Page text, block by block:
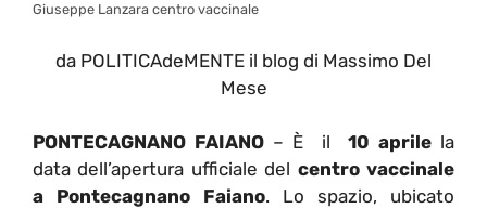
Giuseppe Lanzara centro vaccinale
da POLITICAdeMENTE il blog di Massimo Del
Mese
PONTECAGNANO FAIANO – È il 10 aprilela
data dell’apertura ufficiale del centro vaccinale
a Pontecagnano Faiano. Lo spazio, ubicato